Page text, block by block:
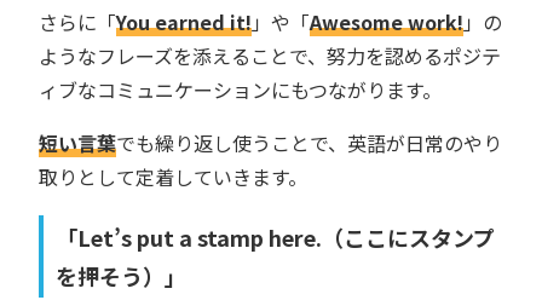
さらに「You earned it!」や「Awesome work!」の
ようなフレーズを添えることで、努力を認めるポジテ
ィブなコミュニケーションにもつながります。
短い言葉でも繰り返し使うことで、英語が日常のやり
取りとして定着していきます。
「Let’s put a stamp here.（ここにスタンプ
を押そう）」